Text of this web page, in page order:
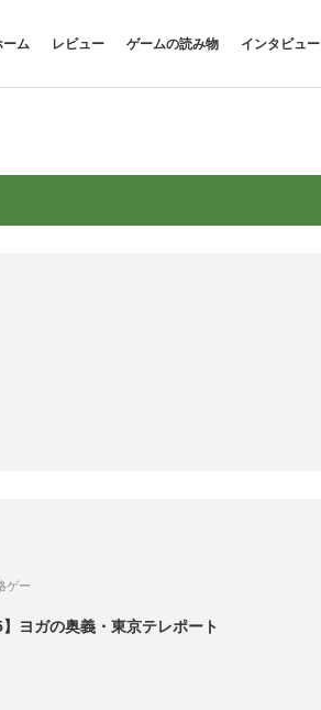
ーム レビュー ゲームの読み物 インタビュー
ゲー
】ヨガの奥義・東京テレポート